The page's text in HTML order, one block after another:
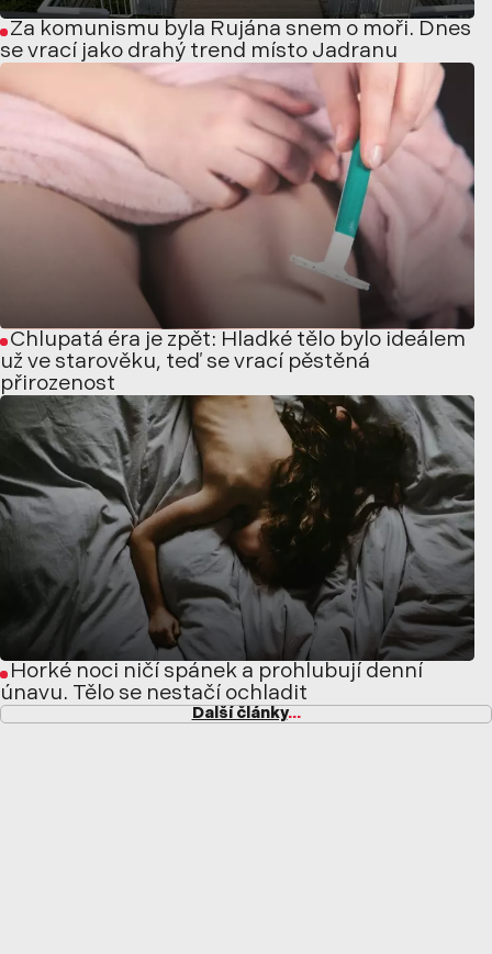
Za komunismu byla Rujána snem o moři. Dnes
se vrací jako drahý trend místo Jadranu
Chlupatá éra je zpět: Hladké tělo bylo ideálem
už ve starověku, teď se vrací pěstěná
přirozenost
Horké noci ničí spánek a prohlubují denní
únavu. Tělo se nestačí ochladit
Další články...